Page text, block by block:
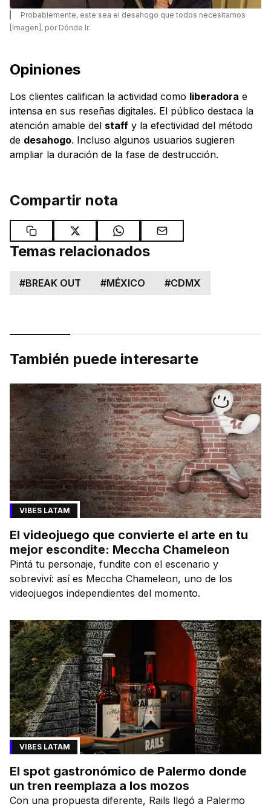
Probablemente, este sea el desahogo que todos necesitamos
[Imagen], por Dónde Ir.
Opiniones
Los clientes califican la actividad como liberadora e
intensa en sus reseñas digitales. El público destaca la
atención amable del staff y la efectividad del método
de desahogo. Incluso algunos usuarios sugieren
ampliar la duración de la fase de destrucción.
Compartir nota
Temas relacionados
#BREAK OUT #MÉXICO #CDMX
También puede interesarte
VIBES LATAM
El videojuego que convierte el arte en tu
mejor escondite: Meccha Chameleon
Pintá tu personaje, fundite con el escenario y
sobreviví: así es Meccha Chameleon, uno de los
videojuegos independientes del momento.
VIBES LATAM
El spot gastronómico de Palermo donde
un tren reemplaza a los mozos
Con una propuesta diferente, Rails llegó a Palermo